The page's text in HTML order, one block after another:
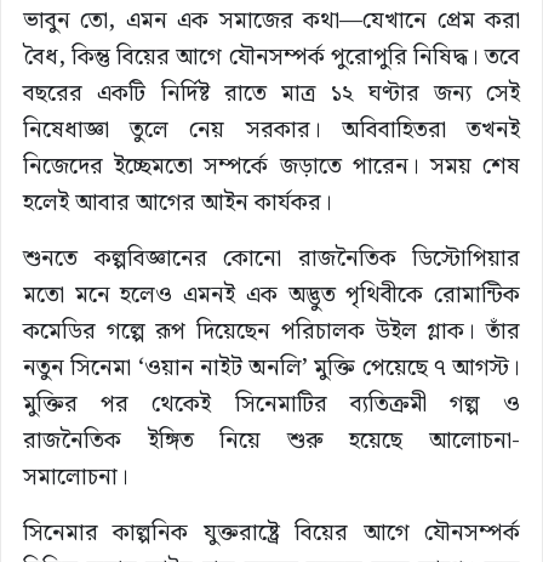
ভাবুন তো, এমন এক সমাজের কথা—যেখানে প্রেম করা
বৈধ, কিন্তু বিয়ের আগে যৌনসম্পর্ক পুরোপুরি নিষিদ্ধ। তবে
বছরের একটি নির্দিষ্ট রাতে মাত্র ১২ ঘণ্টার জন্য সেই
নিষেধাজ্ঞা তুলে নেয় সরকার। অবিবাহিতরা তখনই
নিজেদের ইচ্ছেমতো সম্পর্কে জড়াতে পারেন। সময় শেষ
হলেই আবার আগের আইন কার্যকর।
শুনতে কল্পবিজ্ঞানের কোনো রাজনৈতিক ডিস্টোপিয়ার
মতো মনে হলেও এমনই এক অদ্ভুত পৃথিবীকে রোমান্টিক
কমেডির গল্পে রূপ দিয়েছেন পরিচালক উইল গ্লাক। তাঁর
নতুন সিনেমা ‘ওয়ান নাইট অনলি’ মুক্তি পেয়েছে ৭ আগস্ট।
মুক্তির পর থেকেই সিনেমাটির ব্যতিক্রমী গল্প ও
রাজনৈতিক ইঙ্গিত নিয়ে শুরু হয়েছে আলোচনা-
সমালোচনা।
সিনেমার কাল্পনিক যুক্তরাষ্ট্রে বিয়ের আগে যৌনসম্পর্ক